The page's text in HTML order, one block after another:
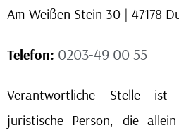
Am Weißen Stein 30 | 47178
Telefon: 0203-49 00 55
Verantwortliche Stelle
juristische Person, die